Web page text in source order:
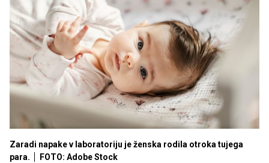
Zaradi napake v laboratoriju je ženska rodila otroka tujega
para.
FOTO: Adobe Stock